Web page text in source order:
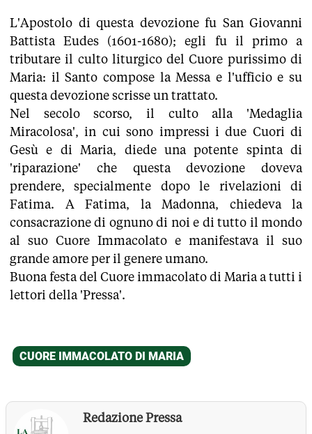
L'Apostolo di questa devozione fu San Giovanni
Battista Eudes (1601-1680); egli fu il primo a
tributare il culto liturgico del Cuore purissimo di
Maria: il Santo compose la Messa e l'ufficio e su
questa devozione scrisse un trattato.
Nel secolo scorso, il culto alla 'Medaglia
Miracolosa', in cui sono impressi i due Cuori di
Gesù e di Maria, diede una potente spinta di
'riparazione' che questa devozione doveva
prendere, specialmente dopo le rivelazioni di
Fatima. A Fatima, la Madonna, chiedeva la
consacrazione di ognuno di noi e di tutto il mondo
al suo Cuore Immacolato e manifestava il suo
grande amore per il genere umano.
Buona festa del Cuore immacolato di Maria a tutti i
lettori della 'Pressa'.
Redazione Pressa